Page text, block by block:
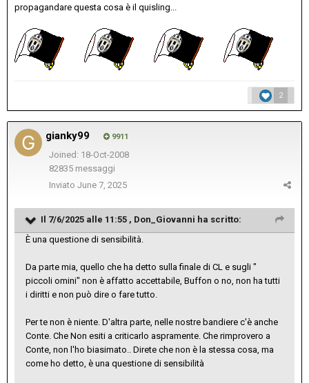
propagandare questa cosa è il quisling...
2
gianky99 9911
Joined: 18-Oct-2008
82835 messaggi
Inviato June 7, 2025
Il 7/6/2025 alle 11:55 , Don_Giovanni ha scritto:
È una questione di sensibilità.
Da parte mia, quello che ha detto sulla finale di CL e sugli "
piccoli omini" non è affatto accettabile, Buffon o no, non ha tutti
i diritti e non può dire o fare tutto.
Per te non è niente. D'altra parte, nelle nostre bandiere c'è anche
Conte. Che Non esiti a criticarlo aspramente. Che rimprovero a
Conte, non l'ho biasimato.. Direte che non è la stessa cosa, ma
come ho detto, è una questione di sensibilità